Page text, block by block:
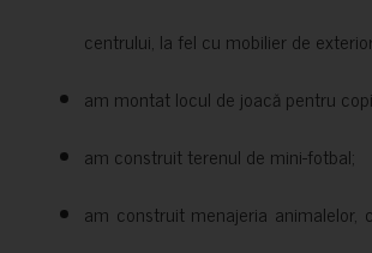
centrului, la fel cu mobilier de
am montat locul de joacă pentru
am construit terenul de mini-fotbal;
am construit menajeria animalelor,